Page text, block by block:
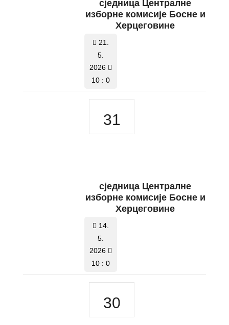
сједницa Централне
изборне комисије Босне и
Херцеговине
21.
5.
2026
10 : 0
31
сједницa Централне
изборне комисије Босне и
Херцеговине
14.
5.
2026
10 : 0
30